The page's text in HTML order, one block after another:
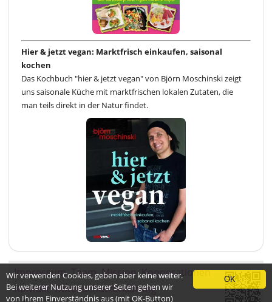
Hier & jetzt vegan: Marktfrisch einkaufen, saisonal
kochen
Das Kochbuch "hier & jetzt vegan" von Björn Moschinski zeigt
uns saisonale Küche mit marktfrischen lokalen Zutaten, die
man teils direkt in der Natur findet.
ImpressumTeamMissionKooperationen
KontaktDatenschutzerklärung
OK
Wir verwenden Cookies, geben aber keine weiter.
Bei weiterer Nutzung unserer Seiten gehen wir
von Ihrem Einverständnis aus (mit OK-Button)